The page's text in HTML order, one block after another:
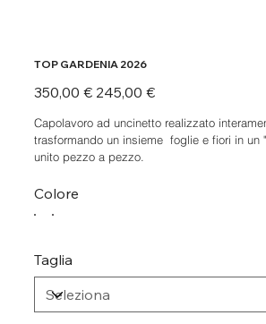
TOP GARDENIA 2026
Prezzo
originale
350,00 € Prezzo
scontato
245,00 €
Capolavoro ad uncinetto realizzato
trasformando un insieme foglie e fiori in un
unito pezzo a pezzo.
Colore
Taglia